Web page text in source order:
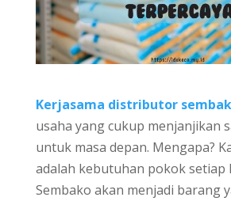
Kerjasama distributor
usaha yang cukup menjanjikan
untuk masa depan. Mengapa?
adalah kebutuhan pokok setiap
Sembako akan menjadi barang